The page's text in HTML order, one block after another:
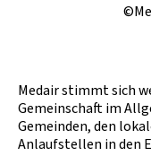
Medair stimmt sich
Gemeinschaft im
Gemeinden, den
Anlaufstellen in den